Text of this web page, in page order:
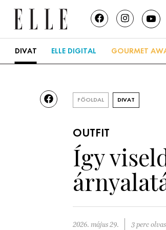
DIVAT ELLE DIGITAL GOURMET
FŐOLDAL DIVAT
OUTFIT
Így
2026. május 29. 3 perc